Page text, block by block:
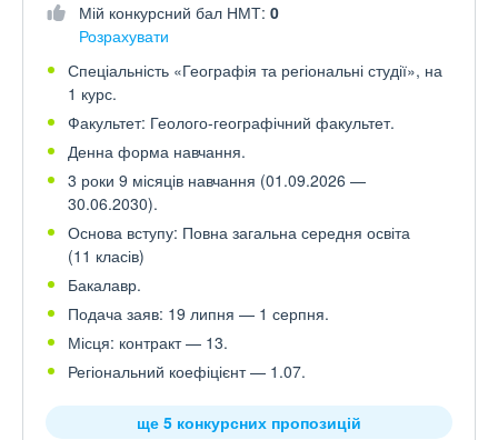
Мій конкурсний бал НМТ: 0
Розрахувати
Спеціальність «Географія та регіональні студії», на
1 курс.
Факультет: Геолого-географічний факультет.
Денна форма навчання.
3 роки 9 місяців навчання (01.09.2026 —
30.06.2030).
Основа вступу: Повна загальна середня освіта
(11 класів)
Бакалавр.
Подача заяв: 19 липня — 1 серпня.
Місця: контракт — 13.
Регіональний коефіцієнт — 1.07.
ще 5 конкурсних пропозицій